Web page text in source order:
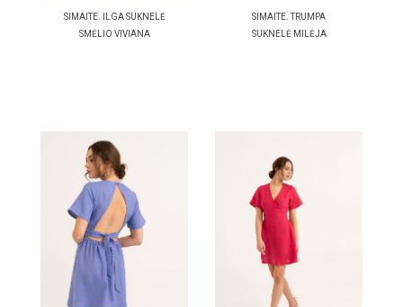
SIMAITE. ILGA SUKNELĖ
SMĖLIO VIVIANA
SIMAITE. TRUMPA
SUKNELĖ MILĖJA